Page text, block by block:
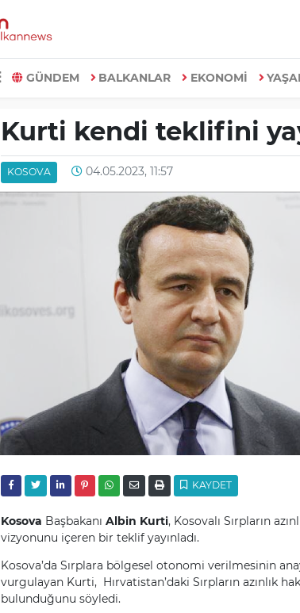
GÜNDEM BALKANLAR EKONOMİ
Kurti kendi teklifini
KOSOVA 04.05.2023, 11:57
KAYDET
Kosova Başbakanı Albin Kurti, Kosovalı Sırpların
vizyonunu içeren bir teklif yayınladı.
Kosova’da Sırplara bölgesel otonomi verilmesinin
vurgulayan Kurti, Hırvatistan’daki Sırpların azınlık
bulunduğunu söyledi.